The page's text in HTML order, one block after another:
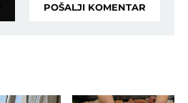
POŠALJI KOMENTAR